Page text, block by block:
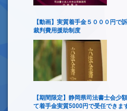
【動画】実質着手金５０００円
裁判費用援助制度
【期間限定】静岡県司法書士会少
て着手金実質5000円で受任できま